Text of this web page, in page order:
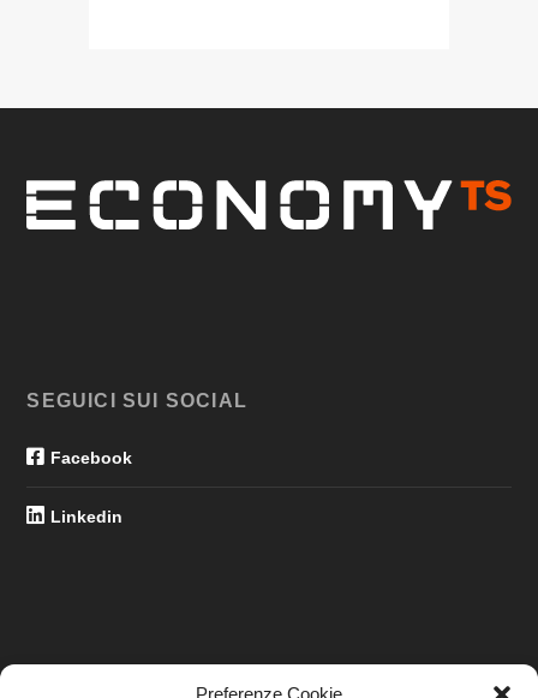
Preferenze Cookie
SEGUICI SUI SOCIAL
Facebook
Linkedin